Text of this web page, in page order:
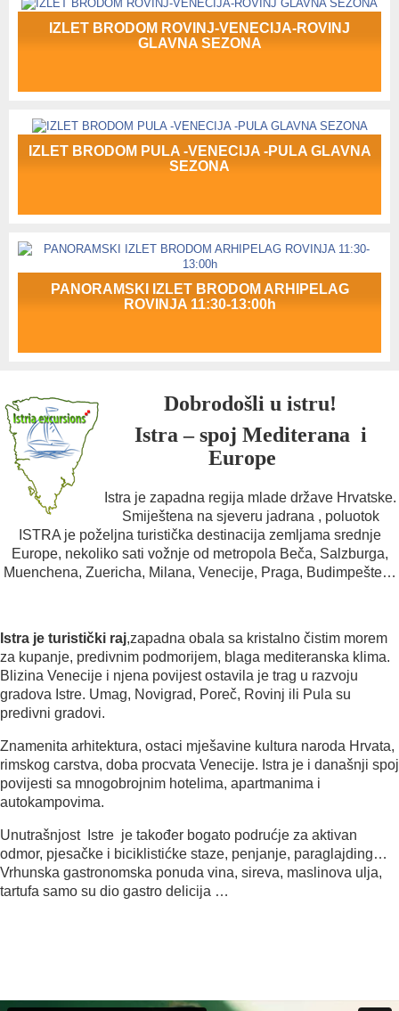
IZLET BRODOM ROVINJ-VENECIJA-ROVINJ
GLAVNA SEZONA
IZLET BRODOM PULA -VENECIJA -PULA GLAVNA
SEZONA
PANORAMSKI IZLET BRODOM ARHIPELAG
ROVINJA 11:30-13:00h
Dobrodošli u istru!
Istra – spoj Mediterana i
Europe
Istra je zapadna regija mlade države Hrvatske.
Smiještena na sjeveru jadrana , poluotok
ISTRA je poželjna turistička destinacija zemljama srednje
Europe, nekoliko sati vožnje od metropola Beča, Salzburga,
Muenchena, Zuericha, Milana, Venecije, Praga, Budimpešte…
Istra je turistički raj,zapadna obala sa kristalno čistim morem
za kupanje, predivnim podmorijem, blaga mediteranska klima.
Blizina Venecije i njena povijest ostavila je trag u razvoju
gradova Istre. Umag, Novigrad, Poreč, Rovinj ili Pula su
predivni gradovi.
Znamenita arhitektura, ostaci mješavine kultura naroda Hrvata,
rimskog carstva, doba procvata Venecije. Istra je i današnji spoj
povijesti sa mnogobrojnim hotelima, apartmanima i
autokampovima.
Unutrašnjost Istre je također bogato podrućje za aktivan
odmor, pjesačke i biciklistićke staze, penjanje, paraglajding…
Vrhunska gastronomska ponuda vina, sireva, maslinova ulja,
tartufa samo su dio gastro delicija …